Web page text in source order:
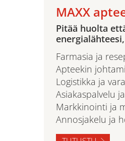
MAXX
Pitää huolta
Farmasia ja
Apteekin
Logistikka ja
Asiakaspalvelu
Markkinointi ja
Annosjakelu ja